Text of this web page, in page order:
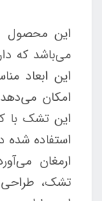
این محصول
این ابعاد
امکان
این تشک با
استفاده شده
ارمغان
تشک، طراحی